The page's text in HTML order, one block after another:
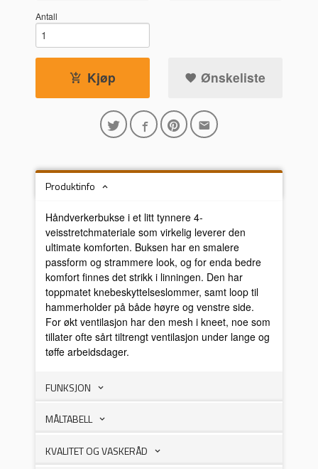
Antall
Kjøp Ønskeliste
Produktinfo
Håndverkerbukse i et litt tynnere 4-
veisstretchmateriale som virkelig leverer den
ultimate komforten. Buksen har en smalere
passform og strammere look, og for enda bedre
komfort finnes det strikk i linningen. Den har
toppmatet knebeskyttelseslommer, samt loop til
hammerholder på både høyre og venstre side.
For økt ventilasjon har den mesh i kneet, noe som
tillater ofte sårt tiltrengt ventilasjon under lange og
tøffe arbeidsdager.
FUNKSJON
MÅLTABELL
KVALITET OG VASKERÅD